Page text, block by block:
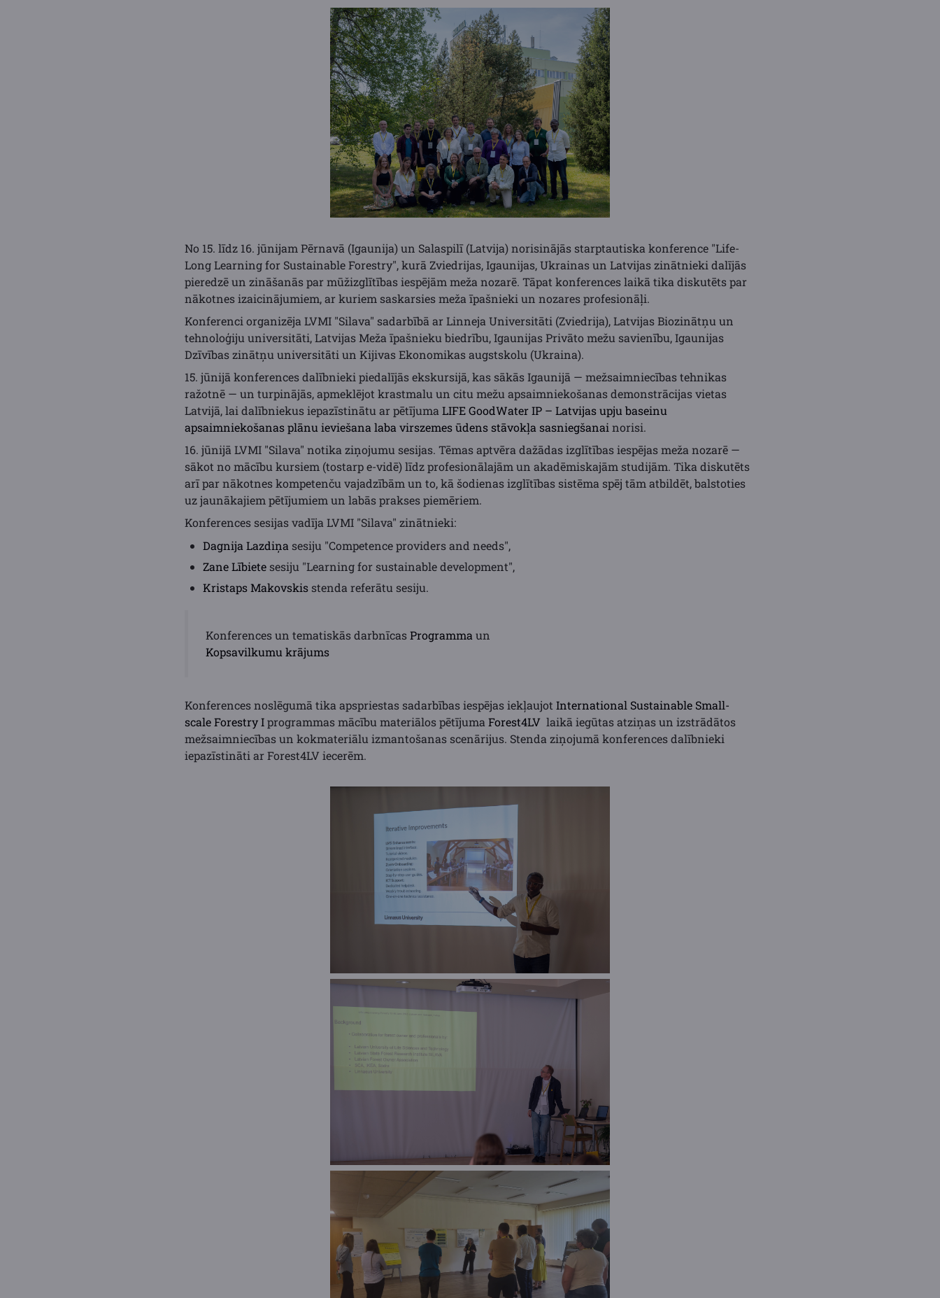
No 15. līdz 16. jūnijam Pērnavā (Igaunija) un Salaspilī (Latvija) norisinājās starptautiska konference "Life-
Long Learning for Sustainable Forestry", kurā Zviedrijas, Igaunijas, Ukrainas un Latvijas zinātnieki dalījās
pieredzē un zināšanās par mūžizglītības iespējām meža nozarē. Tāpat konferences laikā tika diskutēts par
nākotnes izaicinājumiem, ar kuriem saskarsies meža īpašnieki un nozares profesionāļi.
Konferenci organizēja LVMI "Silava" sadarbībā ar Linneja Universitāti (Zviedrija), Latvijas Biozinātņu un
tehnoloģiju universitāti, Latvijas Meža īpašnieku biedrību, Igaunijas Privāto mežu savienību, Igaunijas
Dzīvības zinātņu universitāti un Kijivas Ekonomikas augstskolu (Ukraina).
15. jūnijā konferences dalībnieki piedalījās ekskursijā, kas sākās Igaunijā — mežsaimniecības tehnikas
ražotnē — un turpinājās, apmeklējot krastmalu un citu mežu apsaimniekošanas demonstrācijas vietas
Latvijā, lai dalībniekus iepazīstinātu ar pētījuma LIFE GoodWater IP – Latvijas upju baseinu
apsaimniekošanas plānu ieviešana laba virszemes ūdens stāvokļa sasniegšanai norisi.
16. jūnijā LVMI "Silava" notika ziņojumu sesijas. Tēmas aptvēra dažādas izglītības iespējas meža nozarē —
sākot no mācību kursiem (tostarp e-vidē) līdz profesionālajām un akadēmiskajām studijām. Tika diskutēts
arī par nākotnes kompetenču vajadzībām un to, kā šodienas izglītības sistēma spēj tām atbildēt, balstoties
uz jaunākajiem pētījumiem un labās prakses piemēriem.
Konferences sesijas vadīja LVMI "Silava" zinātnieki:
Dagnija Lazdiņa sesiju "Competence providers and needs",
Zane Lībiete sesiju "Learning for sustainable development",
Kristaps Makovskis stenda referātu sesiju.
Konferences un tematiskās darbnīcasProgramma un
Kopsavilkumu krājums
Konferences noslēgumā tika apspriestas sadarbības iespējas iekļaujot International Sustainable Small-
scale Forestry Iprogrammas mācību materiālos pētījuma Forest4LV laikā iegūtas atziņas un izstrādātos
mežsaimniecības un kokmateriālu izmantošanas scenārijus. Stenda ziņojumā konferences dalībnieki
iepazīstināti ar Forest4LV iecerēm.